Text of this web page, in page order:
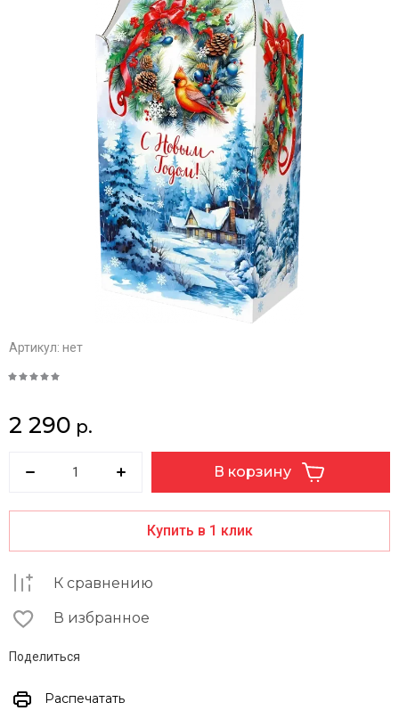
Артикул: нет
2 290 р.
В корзину
Купить в 1 клик
К сравнению
В избранное
Поделиться
Распечатать